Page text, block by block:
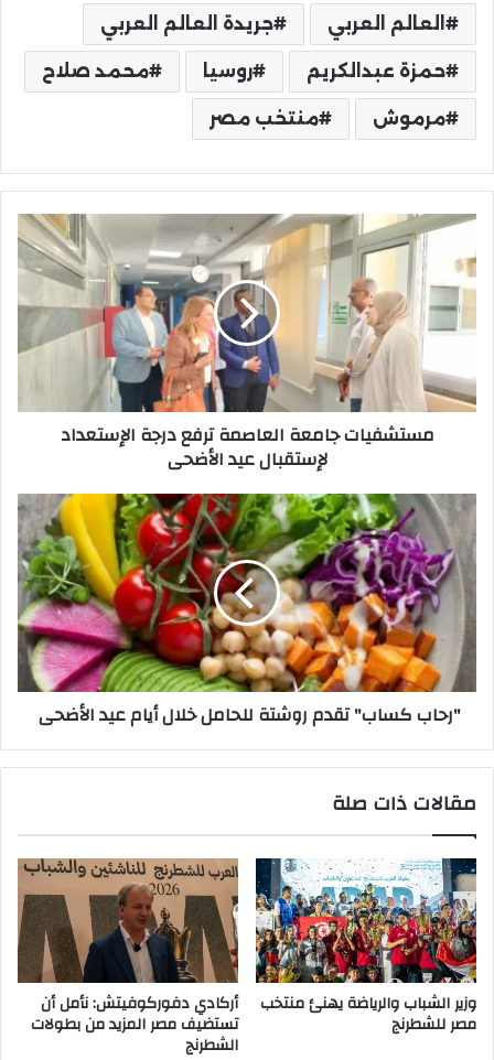
العالم العربي جريدة العالم العربي
حمزة عبدالكريم روسيا محمد صلاح
مرموش منتخب مصر
مستشفيات
العاصمة
ترفع
درجة
الإستعداد
لإستقبال
عيد
الأضحى
مستشفيات جامعة العاصمة ترفع درجة الإستعداد
لإستقبال عيد الأضحى
"رحاب
كساب"
تقدم
روشتة
للحامل
خلال
أيام
عيد
الأضحى
"رحاب كساب" تقدم روشتة للحامل خلال أيام عيد الأضحى
مقالات ذات صلة
وزير الشباب والرياضة يهنئ منتخب
مصر للشطرنج
أركادي دفوركوفيتش: نأمل أن
تستضيف مصر المزيد من بطولات
الشطرنج